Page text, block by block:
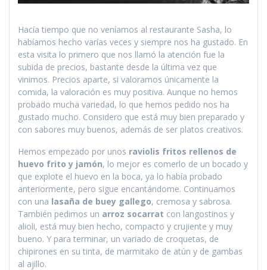
Hacía tiempo que no veníamos al restaurante Sasha, lo
habíamos hecho varías veces y siempre nos ha gustado. En
esta visita lo primero que nos llamó la atención fue la
subida de precios, bastante desde la última vez que
vinimos. Precios aparte, si valoramos únicamente la
comida, la valoración es muy positiva. Aunque no hemos
probado mucha variedad, lo que hemos pedido nos ha
gustado mucho. Considero que está muy bien preparado y
con sabores muy buenos, además de ser platos creativos.
Hemos empezado por unos raviolis fritos rellenos de
huevo frito y jamón, lo mejor es comerlo de un bocado y
que explote el huevo en la boca, ya lo había probado
anteriormente, pero sigue encantándome. Continuamos
con una lasaña de buey gallego, cremosa y sabrosa.
También pedimos un arroz socarrat con langostinos y
alioli, está muy bien hecho, compacto y crujiente y muy
bueno. Y para terminar, un variado de croquetas, de
chipirones en su tinta, de marmitako de atún y de gambas
al ajillo.